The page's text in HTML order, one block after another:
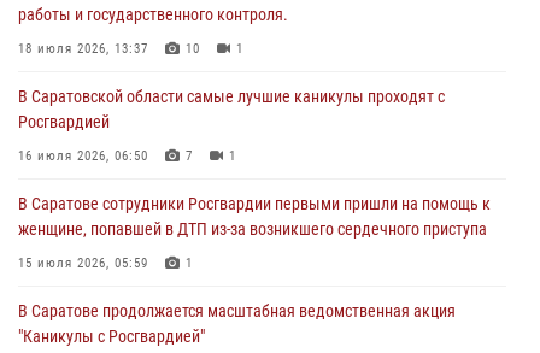
В Саратовской области самые лучшие каникулы проходят с
Росгвардией
В Саратове сотрудники Росгвардии первыми пришли на помощь к
женщине, попавшей в ДТП из-за возникшего сердечного приступа
В Саратове продолжается масштабная ведомственная акция
"Каникулы с Росгвардией"
В Саратовской области при содействии спецназа Росгвардии
работы и государственного контроля.
18 июля 2026, 13:37 10 1
В Саратовской области самые лучшие каникулы проходят с
Росгвардией
16 июля 2026, 06:50 7 1
В Саратове сотрудники Росгвардии первыми пришли на помощь к
женщине, попавшей в ДТП из-за возникшего сердечного приступа
15 июля 2026, 05:59 1
В Саратове продолжается масштабная ведомственная акция
"Каникулы с Росгвардией"